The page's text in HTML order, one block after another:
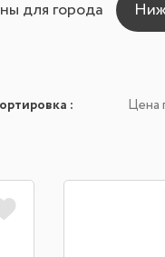
для города
: Цена